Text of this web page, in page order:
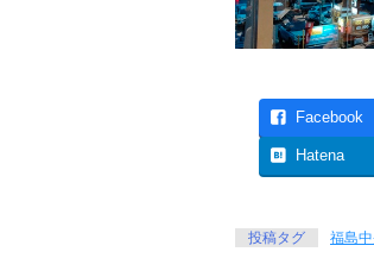
Facebook
Hatena
投稿タグ 福島